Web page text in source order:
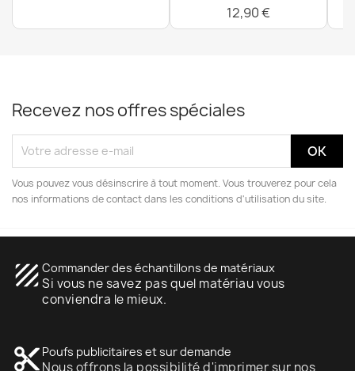
12,90 €
Recevez nos offres spéciales
Vous pouvez vous désinscrire à tout moment. Vous trouverez pour cela
nos informations de contact dans les conditions d'utilisation du site.
texture Commander des échantillons de matériaux
Si vous ne savez pas quel matériau vous
conviendra le mieux.
content_cut Poufs publicitaires et sur demande
Nous offrons la possibilité d'imprimer sur nos